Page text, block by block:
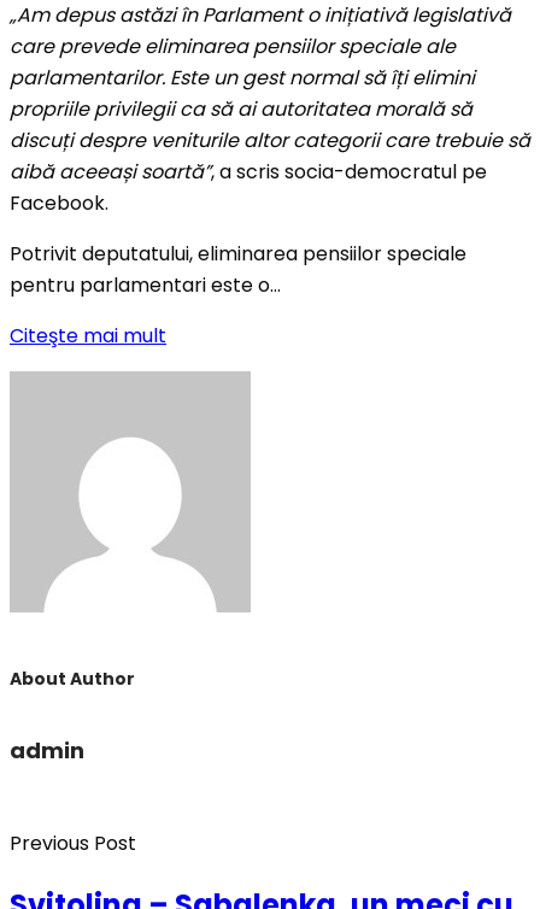
„Am depus astăzi în Parlament o inițiativă legislativă
care prevede eliminarea pensiilor speciale ale
parlamentarilor. Este un gest normal să îți elimini
propriile privilegii ca să ai autoritatea morală să
discuți despre veniturile altor categorii care trebuie să
aibă aceeași soartă”, a scris socia-democratul pe
Facebook.
Potrivit deputatului, eliminarea pensiilor speciale
pentru parlamentari este o…
Citeşte mai mult
About Author
admin
Previous Post